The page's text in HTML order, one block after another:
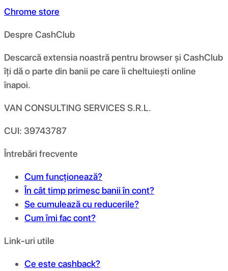
Chrome store
Despre CashClub
Descarcă extensia noastră pentru browser și CashClub
îți dă o parte din banii pe care îi cheltuiești online
înapoi.
VAN CONSULTING SERVICES S.R.L.
CUI: 39743787
Întrebări frecvente
Cum funcționează?
În cât timp primesc banii în cont?
Se cumulează cu reducerile?
Cum îmi fac cont?
Link-uri utile
Ce este cashback?